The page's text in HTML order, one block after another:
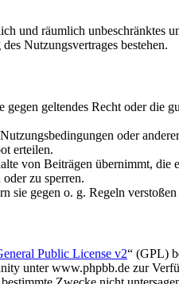
und räumlich unbeschränktes
Nutzungsvertrages bestehen.
geltendes Recht oder die
oder
erteilen.
von Beiträgen übernimmt,
zu sperren.
sie gegen o. g. Regeln
Public License v2“ (GPL)
unter www.phpbb.de zur